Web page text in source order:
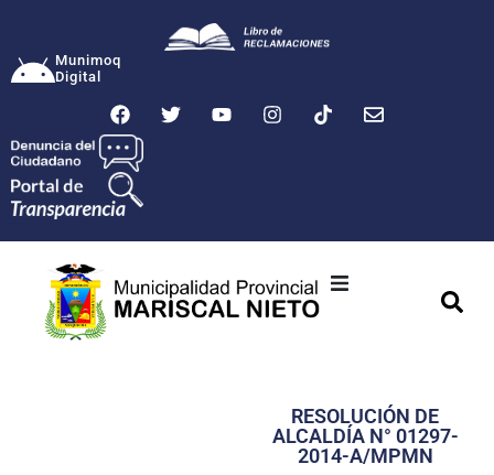
Munimoq
Digital
Transparencia
RESOLUCIÓN DE
ALCALDÍA N° 01297-
2014-A/MPMN